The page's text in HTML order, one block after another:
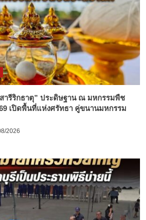
ารีริกธาตุ” ประดิษฐาน ณ มหกรรมพืช
เปิดพื้นที่แห่งศรัทธา คู่ขนานมหกรรม
2026